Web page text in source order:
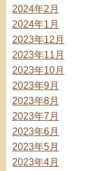
2024年2月
2024年1月
2023年12月
2023年11月
2023年10月
2023年9月
2023年8月
2023年7月
2023年6月
2023年5月
2023年4月